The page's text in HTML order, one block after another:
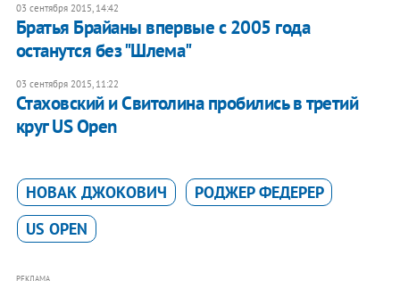
03 сентября 2015, 14:42
​Братья Брайаны впервые с 2005 года
останутся без "Шлема"
03 сентября 2015, 11:22
Стаховский и Свитолина пробились в третий
круг US Open
НОВАК ДЖОКОВИЧ
РОДЖЕР ФЕДЕРЕР
US OPEN
РЕКЛАМА